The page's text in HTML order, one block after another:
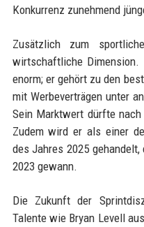
Konkurrenz zunehmend
Zusätzlich zum
wirtschaftliche
enorm; er gehört zu den
mit Werbeverträgen unter
Sein Marktwert dürfte
Zudem wird er als einer
des Jahres 2025
2023 gewann.
Die Zukunft der
Talente wie Bryan Levell